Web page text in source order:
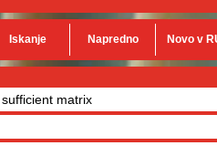
Iskanje Napredno Novo v